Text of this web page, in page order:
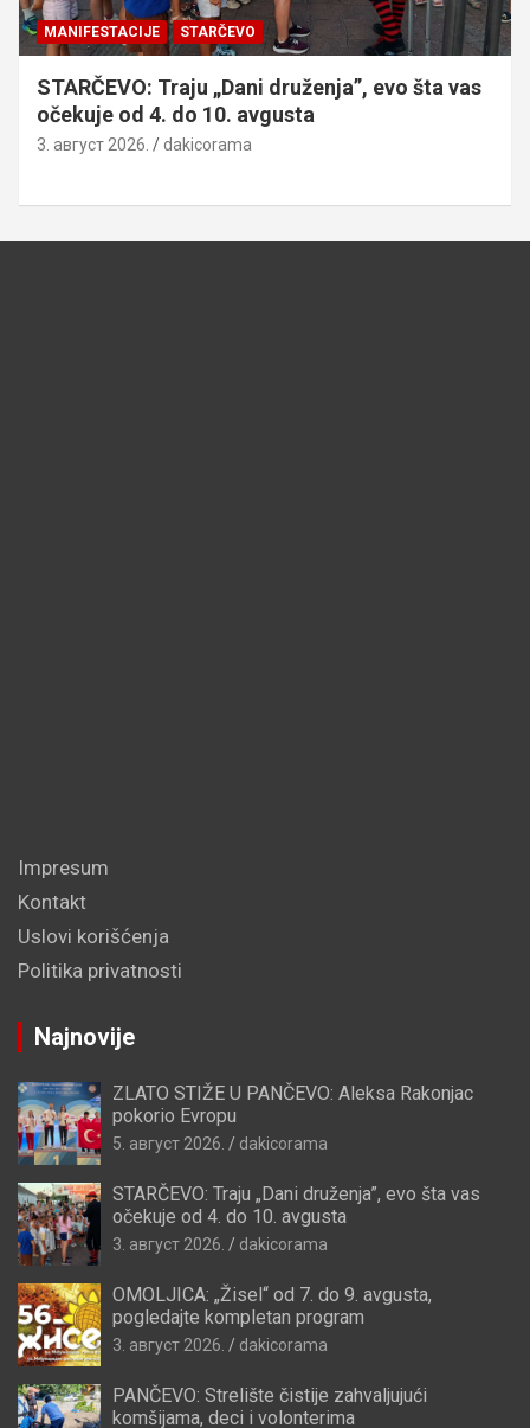
MANIFESTACIJE STARČEVO
STARČEVO: Traju „Dani druženja”, evo šta vas
očekuje od 4. do 10. avgusta
3. август 2026. dakicorama
Impresum
Kontakt
Uslovi korišćenja
Politika privatnosti
Najnovije
ZLATO STIŽE U PANČEVO: Aleksa Rakonjac
pokorio Evropu
5. август 2026. dakicorama
STARČEVO: Traju „Dani druženja”, evo šta vas
očekuje od 4. do 10. avgusta
3. август 2026. dakicorama
OMOLJICA: „Žisel“ od 7. do 9. avgusta,
pogledajte kompletan program
3. август 2026. dakicorama
PANČEVO: Strelište čistije zahvaljujući
komšijama, deci i volonterima